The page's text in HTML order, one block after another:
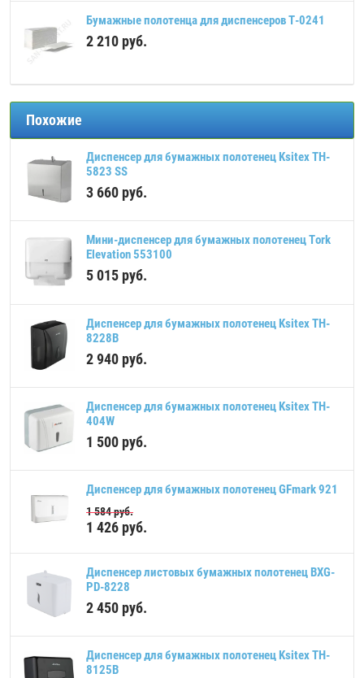
Бумажные полотенца для диспенсеров Т-0241
2 210 руб.
Похожие
Диспенсер для бумажных полотенец Ksitex TH-
5823 SS
3 660 руб.
Мини-диспенсер для бумажных полотенец Tork
Elevation 553100
5 015 руб.
Диспенсер для бумажных полотенец Ksitex TH-
8228B
2 940 руб.
Диспенсер для бумажных полотенец Ksitex TH-
404W
1 500 руб.
Диспенсер для бумажных полотенец GFmark 921
1 584руб.
1 426 руб.
Диспенсер листовых бумажных полотенец BXG-
PD-8228
2 450 руб.
Диспенсер для бумажных полотенец Ksitex TH-
8125B